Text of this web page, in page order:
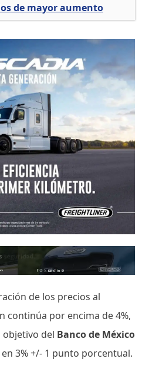
de mayor aumento
de los precios al
continúa por encima de 4%,
del Banco de México
3% +/- 1 punto porcentual.